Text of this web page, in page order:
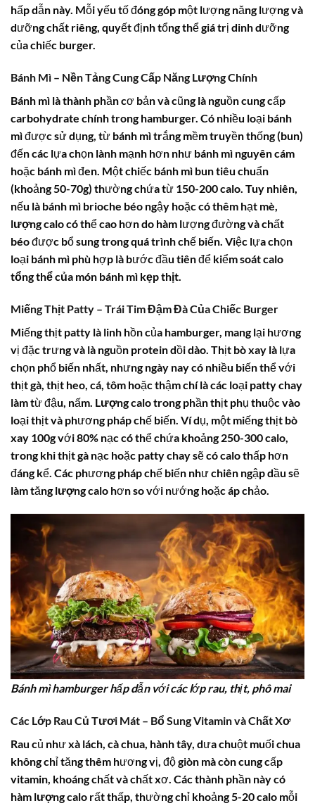
hấp dẫn này. Mỗi yếu tố đóng góp một lượng năng lượng và
dưỡng chất riêng, quyết định tổng thể giá trị dinh dưỡng
của chiếc burger.
Bánh Mì – Nền Tảng Cung Cấp Năng Lượng Chính
Bánh mì là thành phần cơ bản và cũng là nguồn cung cấp
carbohydrate chính trong hamburger. Có nhiều loại bánh
mì được sử dụng, từ bánh mì trắng mềm truyền thống (bun)
đến các lựa chọn lành mạnh hơn như bánh mì nguyên cám
hoặc bánh mì đen. Một chiếc bánh mì bun tiêu chuẩn
(khoảng 50-70g) thường chứa từ 150-200 calo. Tuy nhiên,
nếu là bánh mì brioche béo ngậy hoặc có thêm hạt mè,
lượng calocó thể cao hơn do hàm lượng đường và chất
béo được bổ sung trong quá trình chế biến. Việc lựa chọn
loại bánh mì phù hợp là bước đầu tiên để kiểm soátcalo
tổng thể của món bánh mì kẹp thịt.
Miếng Thịt Patty – Trái Tim Đậm Đà Của Chiếc Burger
Miếng thịt patty là linh hồn của hamburger, mang lại hương
vị đặc trưng và là nguồn protein dồi dào. Thịt bò xay là lựa
chọn phổ biến nhất, nhưng ngày nay có nhiều biến thể với
thịt gà, thịt heo, cá, tôm hoặc thậm chí là các loại patty chay
làm từ đậu, nấm. Lượng calotrong phần thịt phụ thuộc vào
loại thịt và phương pháp chế biến. Ví dụ, một miếng thịt bò
xay 100g với 80% nạc có thể chứa khoảng 250-300 calo,
trong khi thịt gà nạc hoặc patty chay sẽ cócalothấp hơn
đáng kể. Các phương pháp chế biến như chiên ngập dầu sẽ
làm tănglượng calo hơn so với nướng hoặc áp chảo.
Bánh mì hamburger hấp dẫn với các lớp rau, thịt, phô mai
Các Lớp Rau Củ Tươi Mát – Bổ Sung Vitamin và Chất Xơ
Rau củ như xà lách, cà chua, hành tây, dưa chuột muối chua
không chỉ tăng thêm hương vị, độ giòn mà còn cung cấp
vitamin, khoáng chất và chất xơ. Các thành phần này có
hàm lượng calo rất thấp, thường chỉ khoảng 5-20 calo mỗi